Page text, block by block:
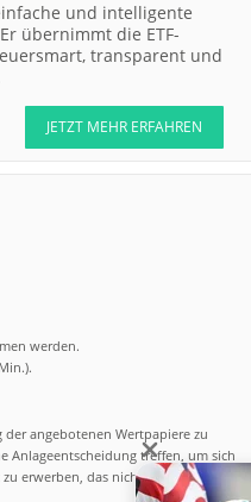
und intelligente
übernimmt die ETF-
transparent und
JETZT MEHR ERFAHREN
werden.
angebotenen Wertpapiere zu
Anlageentscheidung treffen, um sich
erwerben, das nicht einfach ist und